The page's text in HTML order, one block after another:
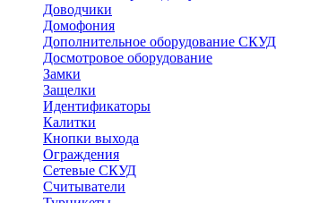
Доводчики
Домофония
Дополнительное оборудование СКУД
Досмотровое оборудование
Замки
Защелки
Идентификаторы
Калитки
Кнопки выхода
Ограждения
Сетевые СКУД
Считыватели